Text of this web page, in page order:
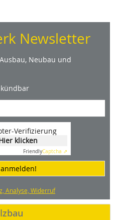
Newsletter
Neubau und
Verifizierung
klicken
FriendlyCaptcha ⇗
Analyse, Widerruf